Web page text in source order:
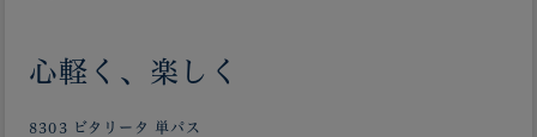
心軽く、楽しく
8303 ビタリータ 単パス